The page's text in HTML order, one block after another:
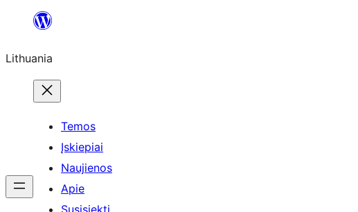
turinio
Lithuania
Temos
Įskiepiai
Naujienos
Apie
Susisiekti